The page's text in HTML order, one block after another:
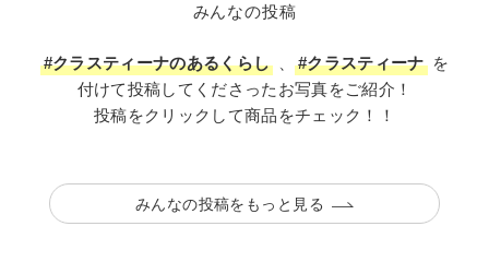
みんなの投稿
#クラスティーナのあるくらし #クラスティーナを
付けて投稿してくださったお写真をご紹介！
投稿をクリックして商品をチェック！！
みんなの投稿をもっと見る